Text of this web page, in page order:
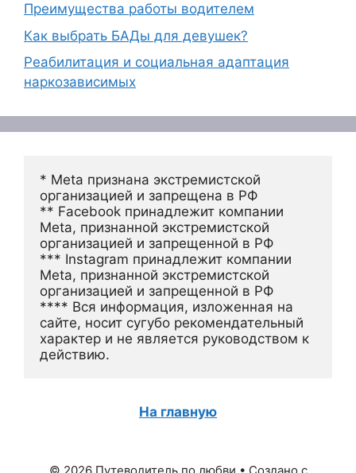
Преимущества работы водителем
Как выбрать БАДы для девушек?
Реабилитация и социальная адаптация
наркозависимых
* Meta признана экстремистской
организацией и запрещена в РФ
** Facebook принадлежит компании
Meta, признанной экстремистской
организацией и запрещенной в РФ
*** Instagram принадлежит компании
Meta, признанной экстремистской
организацией и запрещенной в РФ
**** Вся информация, изложенная на
сайте, носит сугубо рекомендательный
характер и не является руководством к
действию.
На главную